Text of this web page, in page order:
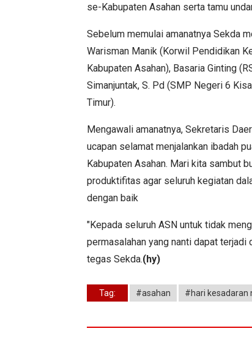
se-Kabupaten Asahan serta tamu
Sebelum memulai amanatnya Sekda
Warisman Manik (Korwil Pendidikan
Kabupaten Asahan), Basaria Ginting
Simanjuntak, S. Pd (SMP Negeri 6
Timur).
Mengawali amanatnya, Sekretaris
ucapan selamat menjalankan ibadah
Kabupaten Asahan. Mari kita sambut
produktifitas agar seluruh kegiatan
dengan baik
"Kepada seluruh ASN untuk tidak
permasalahan yang nanti dapat terjadi
tegas Sekda.(hy)
Tag: #asahan #hari kesadaran